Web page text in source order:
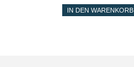
IN DEN WARENKORB